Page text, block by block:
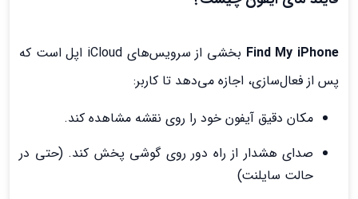
Find My iPhone
بخشی از سرویس‌های iCloud اپل است که
پس از فعال‌سازی، اجازه می‌دهد تا کاربر:
مکان دقیق آیفون خود را روی نقشه مشاهده کند.
صدای هشدار از راه دور روی گوشی پخش کند. (حتی در
حالت سایلنت)